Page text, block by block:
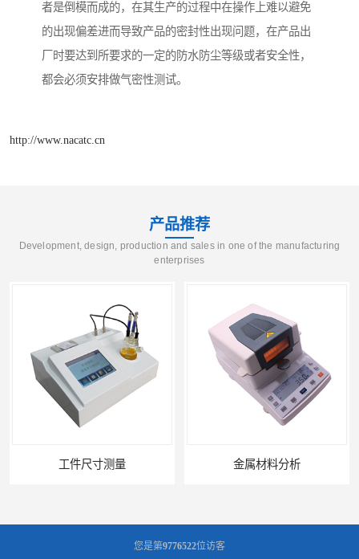
者是倒模而成的，在其生产的过程中在操作上难以避免
的出现偏差进而导致产品的密封性出现问题，在产品出
厂时要达到所要求的一定的防水防尘等级或者安全性，
都会必须安排做气密性测试。
http://www.nacatc.cn
产品推荐
Development, design, production and sales in one of the manufacturing
enterprises
工件尺寸测量 金属材料分析
您是第9776522位访客